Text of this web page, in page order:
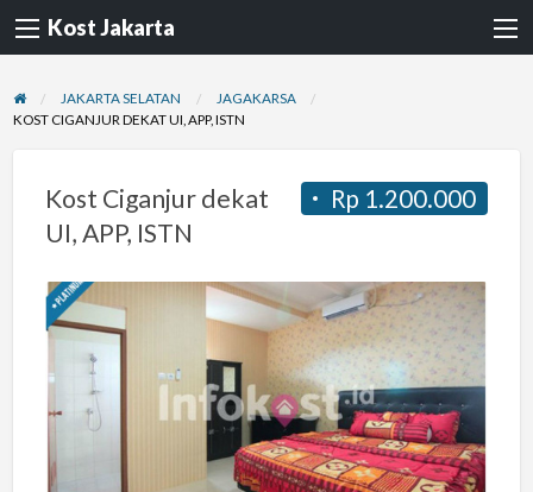
Kost Jakarta
JAKARTA SELATAN
JAGAKARSA
KOST CIGANJUR DEKAT UI, APP, ISTN
Rp 1.200.000
Kost Ciganjur dekat
UI, APP, ISTN